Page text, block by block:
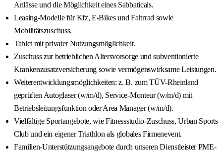
Anlässe und die Möglichkeit eines Sabbaticals.
Leasing-Modelle für Kfz, E-Bikes und Fahrrad sowie
Mobilitätszuschuss.
Tablet mit privater Nutzungsmöglichkeit.
Zuschuss zur betrieblichen Altersvorsorge und subventionierte
Krankenzusatzversicherung sowie vermögenswirksame Leistungen.
Weiterentwicklungsmöglichkeiten: z. B. zum TÜV-Rheinland
geprüften Autoglaser (w/m/d), Service-Monteur (w/m/d) mit
Betriebsleitungsfunktion oder Area Manager (w/m/d).
Vielfältige Sportangebote, wie Fitnessstudio-Zuschuss, Urban Sports
Club und ein eigener Triathlon als globales Firmenevent.
Familien-Unterstützungsangebote durch unseren Dienstleister PME-